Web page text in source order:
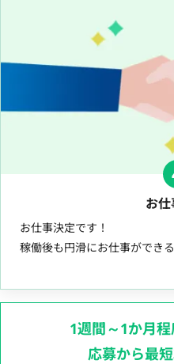
お
お仕事決定です！
稼働後も円滑にお仕事ができ
1週間～1か月
応募から最